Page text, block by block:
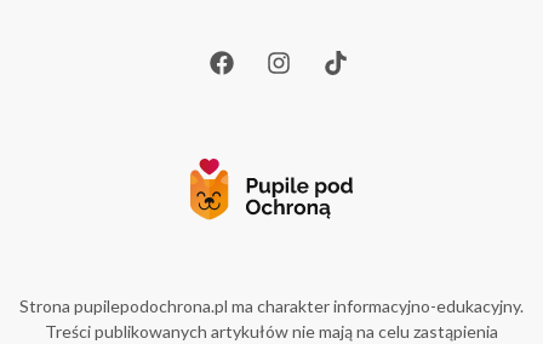
Strona pupilepodochrona.pl ma charakter informacyjno-edukacyjny.
Treści publikowanych artykułów nie mają na celu zastąpienia